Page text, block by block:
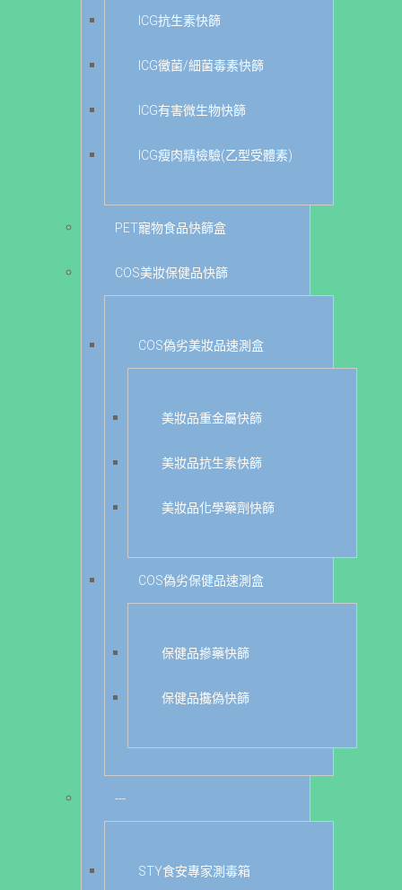
ICG抗生素快篩
ICG黴菌/細菌毒素快篩
ICG有害微生物快篩
ICG瘦肉精檢驗(乙型受體素)
PET寵物食品快篩盒
COS美妝保健品快篩
COS偽劣美妝品速測盒
美妝品重金屬快篩
美妝品抗生素快篩
美妝品化學藥劑快篩
COS偽劣保健品速測盒
保健品摻藥快篩
保健品攙偽快篩
---
STY食安專家測毒箱